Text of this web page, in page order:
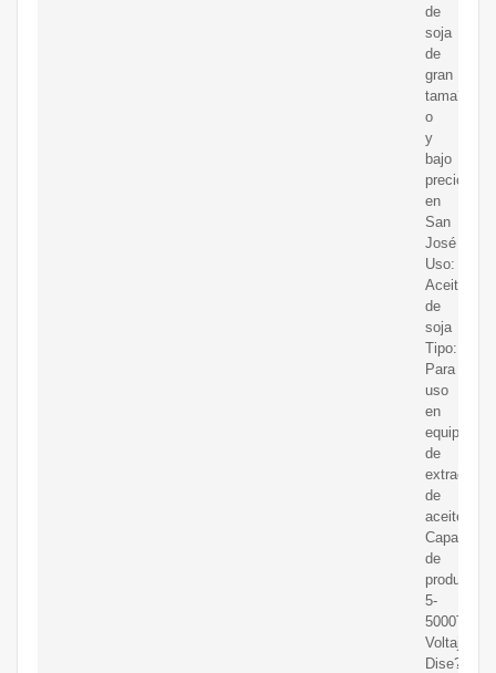
de
soja
de
gran
tama?
o
y
bajo
precio
en
San
José
Uso:
Aceite
de
soja
Tipo:
Para
uso
en
equipos
de
extracción
de
aceite
Capacidad
de
5-
5000T/D
Voltaje:
Dise?